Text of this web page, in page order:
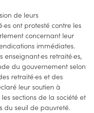
de leurs
ont protesté contre les
concernant leur
immédiates.
retraité·es,
du gouvernement selon
retraité·es et des
leur soutien à
sections de la société et
du seuil de pauvreté.